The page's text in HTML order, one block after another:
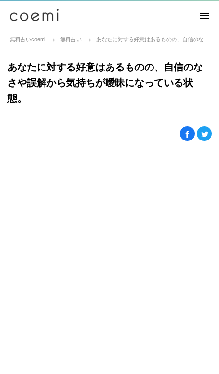
無料占いcoemi 無料占い
あなたに対する好意はあるものの、自信のな
さや誤解から気持ちが曖昧になっている状
態。